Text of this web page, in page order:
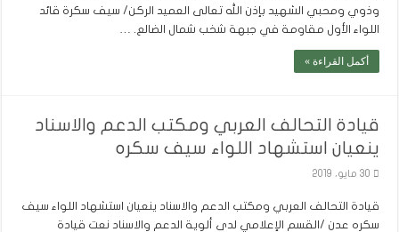
وذوي ومحبي الشهيد بإذن الله تعالى العميد الركن/ سيف سكرة قائد
اللواء الأول مقاومة في جبهة شخب شمال الضالع. …
أكمل القراءة »
قيادة التحالف العربي ومكتب الدعم والاسناد
ينعيان استشهاد اللواء سيف سكره
30 مايو، 2019
قيادة التحالف العربي ومكتب الدعم والاسناد ينعيان استشهاد اللواء سيف
سكره عدن /القسم الإعلامي لدى ألوية الدعم والاسناد نعت قيادة